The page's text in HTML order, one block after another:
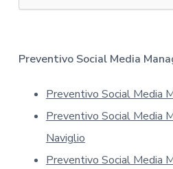
t
a
Preventivo Social Media
Preventivo Social Media
Preventivo Social Media
Naviglio
Preventivo Social Media